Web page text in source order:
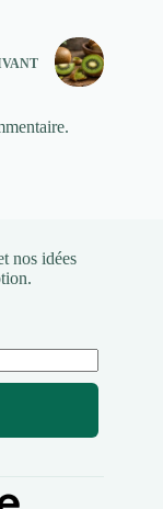
nos idées